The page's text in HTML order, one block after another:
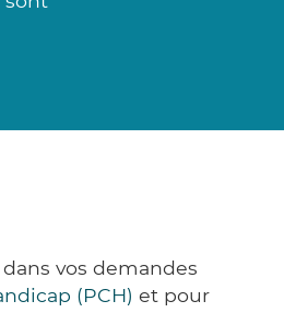
vos demandes
(PCH) et pour